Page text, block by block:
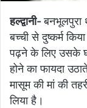
हल्द्वानी-बनभूलपुरा
बच्ची से दुष्कर्म
पढ़ने के लिए उसके
होने का फायदा
मासूम की मां की
लिया है।